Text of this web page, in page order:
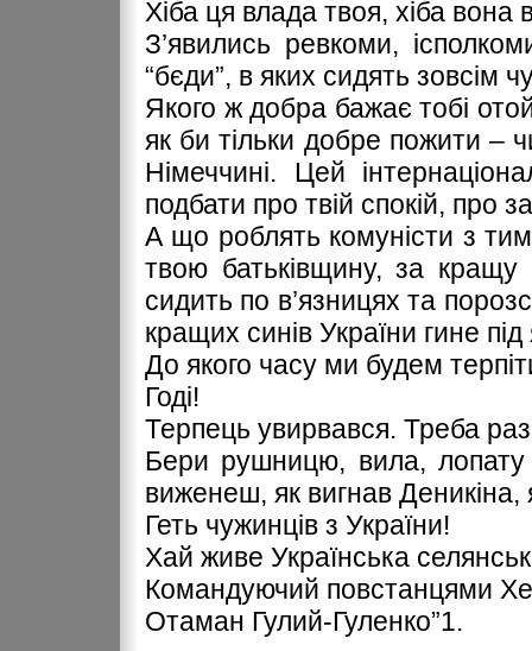
Хіба ця влада твоя, хіба вона
З’явились ревкоми,
“бєди”, в яких сидять зовсім
Якого ж добра бажає тобі
як би тільки добре пожити –
Німеччині. Цей
подбати про твій спокій, про
А що роблять комуністи з
твою батьківщину, за кращу
сидить по в’язницях та
кращих синів України гине
До якого часу ми будем
Годі!
Терпець увирвався. Треба
Бери рушницю, вила, лопату
виженеш, як вигнав Деникіна,
Геть чужинців з України!
Хай живе Українська
Командуючий повстанцями
Отаман Гулий-Гуленко”1.